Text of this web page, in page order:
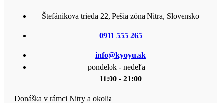
Štefánikova trieda 22, Pešia zóna Nitra, Slovensko
0911 555 265
info@kyoyu.sk
pondelok - nedeľa
11:00 - 21:00
Donáška v rámci Nitry a okolia